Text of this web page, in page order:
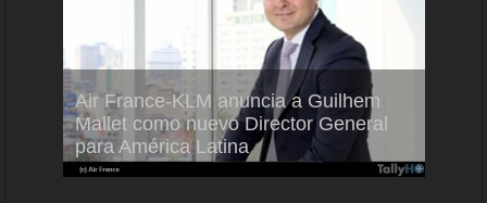
Air France-KLM anuncia a Guilhem
Mallet como nuevo Director General
para América Latina